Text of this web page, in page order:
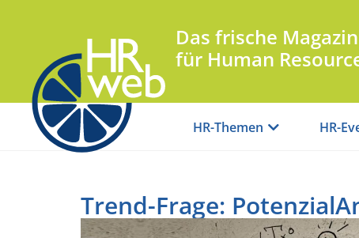
Das frische Magazin
für Human
HR-Themen HR-
Trend-Frage: